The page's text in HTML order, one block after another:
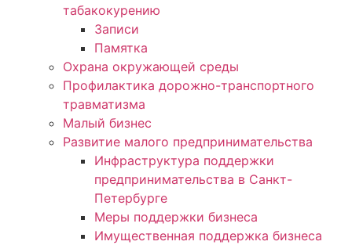
табакокурению
Записи
Памятка
Охрана окружающей среды
Профилактика дорожно-транспортного
травматизма
Малый бизнес
Развитие малого предпринимательства
Инфраструктура поддержки
предпринимательства в Санкт-
Петербурге
Меры поддержки бизнеса
Имущественная поддержка бизнеса